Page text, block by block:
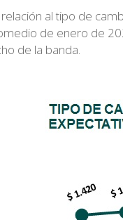
relación al tipo de
de enero de
de la banda.